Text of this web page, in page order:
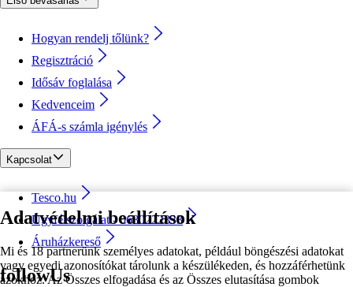
Adatvédelmi beállítások
Mi és 18 partnerünk személyes adatokat, például böngészési adatokat
vagy egyedi azonosítókat tárolunk a készülékeden, és hozzáférhetünk
azokhoz. Az Összes elfogadása és az Összes elutasítása gombok
Hogyan rendelj tőlünk?
Regisztráció
Idősáv foglalása
Kedvenceim
ÁFÁ-s számla igénylés
Kapcsolat
Tesco.hu
Ügyfélszolgálat - 0680222333
Áruházkereső
followUs